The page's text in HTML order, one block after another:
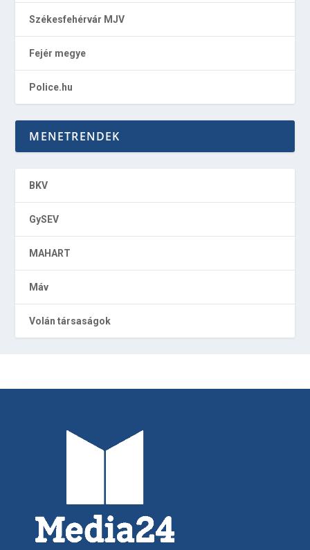
Székesfehérvár MJV
Fejér megye
Police.hu
MENETRENDEK
BKV
GySEV
MAHART
Máv
Volán társaságok